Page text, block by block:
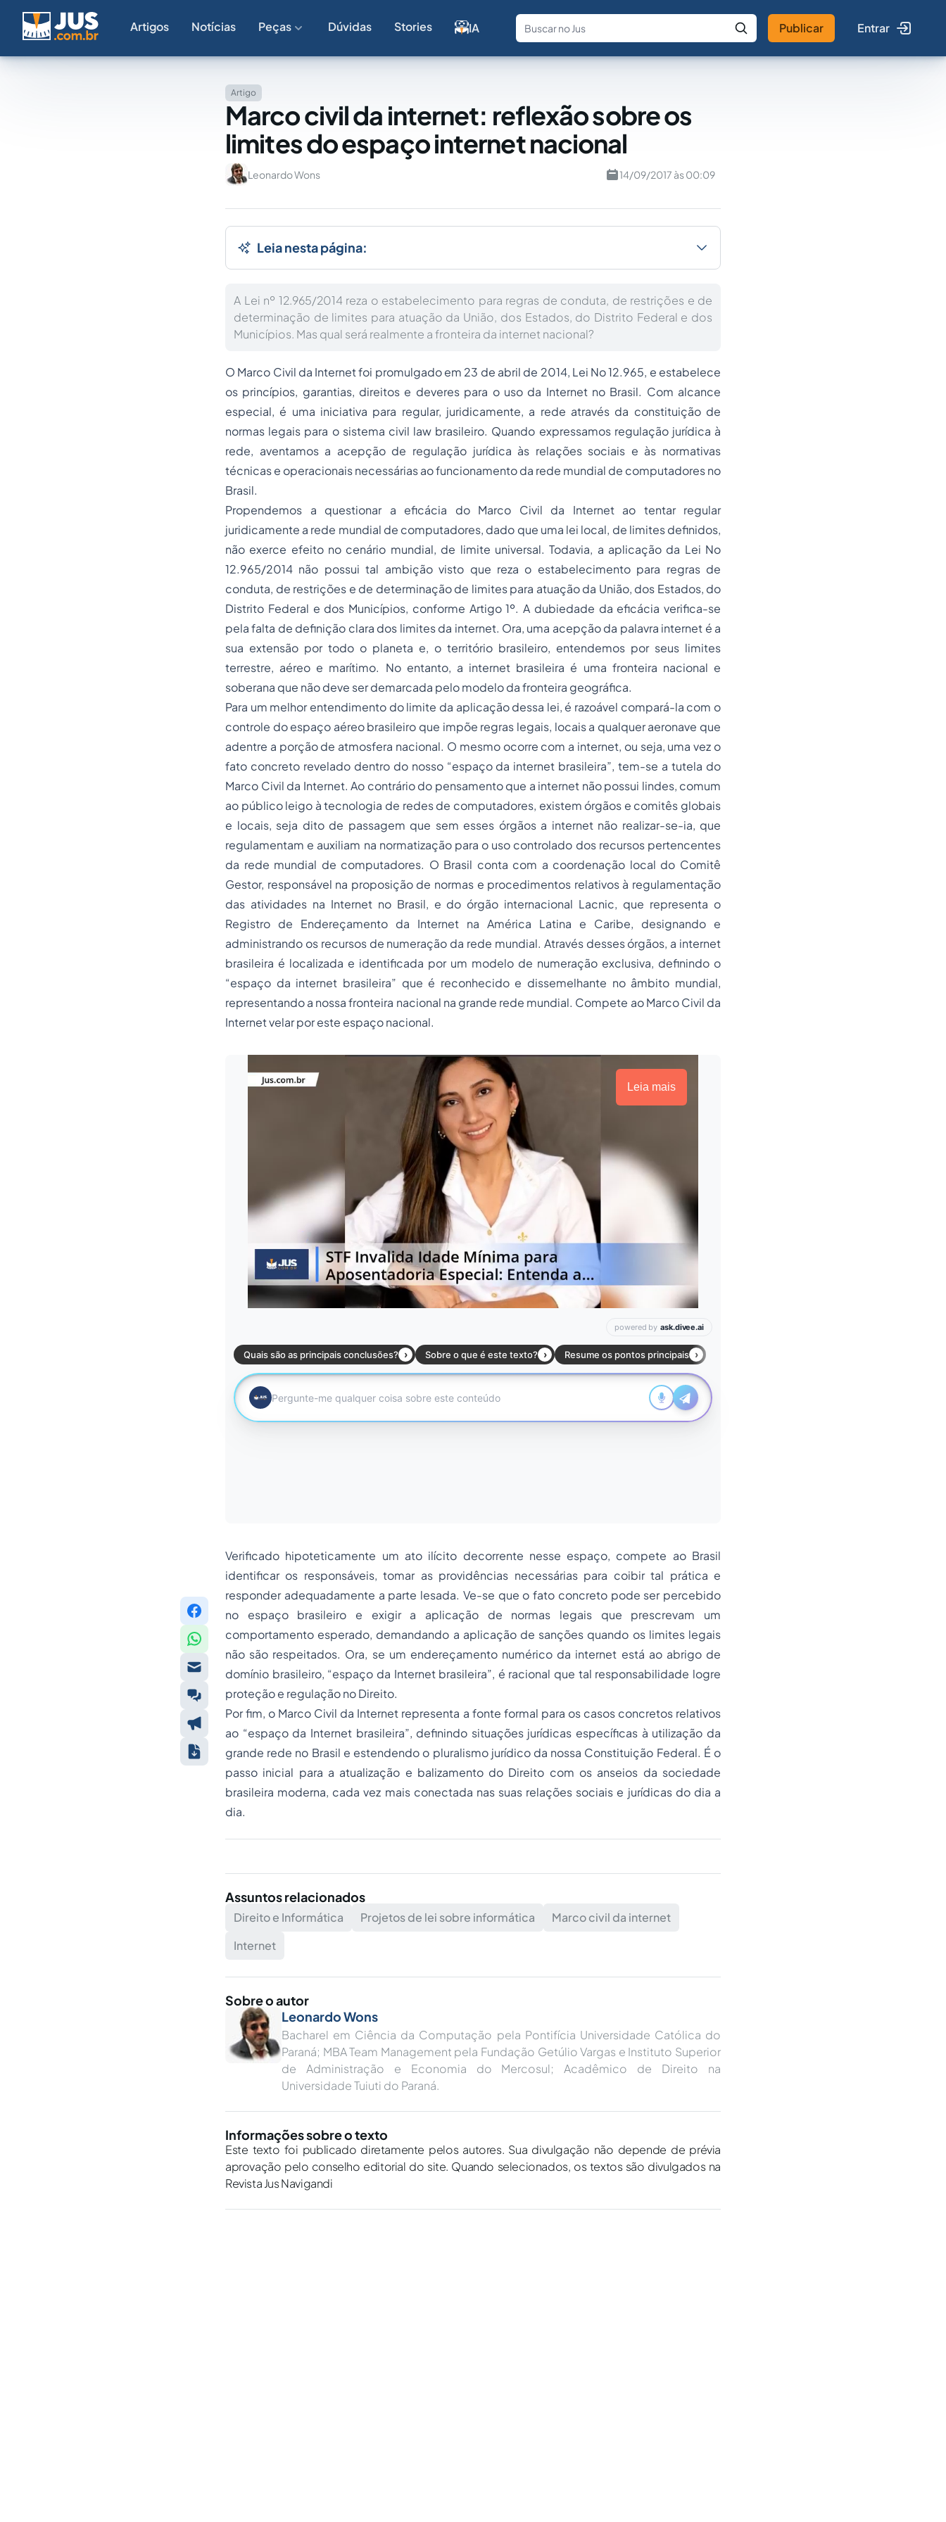
Artigos Notícias Peças Dúvidas Stories IA
Fale com a IA Buscar no Jus
Publicar Entrar
Artigo
Marco civil da internet: reflexão sobre os
limites do espaço internet nacional
Leonardo Wons 14/09/2017 às 00:09
Leia nesta página:
A Lei nº 12.965/2014 reza o estabelecimento para regras de conduta, de restrições e de
determinação de limites para atuação da União, dos Estados, do Distrito Federal e dos
Municípios. Mas qual será realmente a fronteira da internet nacional?
O Marco Civil da Internet foi promulgado em 23 de abril de 2014, Lei No 12.965, e estabelece
os princípios, garantias, direitos e deveres para o uso da Internet no Brasil. Com alcance
especial, é uma iniciativa para regular, juridicamente, a rede através da constituição de
normas legais para o sistema civil law brasileiro. Quando expressamos regulação jurídica à
rede, aventamos a acepção de regulação jurídica às relações sociais e às normativas
técnicas e operacionais necessárias ao funcionamento da rede mundial de computadores no
Brasil.
Propendemos a questionar a eficácia do Marco Civil da Internet ao tentar regular
juridicamente a rede mundial de computadores, dado que uma lei local, de limites definidos,
não exerce efeito no cenário mundial, de limite universal. Todavia, a aplicação da Lei No
12.965/2014 não possui tal ambição visto que reza o estabelecimento para regras de
conduta, de restrições e de determinação de limites para atuação da União, dos Estados, do
Distrito Federal e dos Municípios, conforme Artigo 1º. A dubiedade da eficácia verifica-se
pela falta de definição clara dos limites da internet. Ora, uma acepção da palavra internet é a
sua extensão por todo o planeta e, o território brasileiro, entendemos por seus limites
terrestre, aéreo e marítimo. No entanto, a internet brasileira é uma fronteira nacional e
soberana que não deve ser demarcada pelo modelo da fronteira geográfica.
Para um melhor entendimento do limite da aplicação dessa lei, é razoável compará-la com o
controle do espaço aéreo brasileiro que impõe regras legais, locais a qualquer aeronave que
adentre a porção de atmosfera nacional. O mesmo ocorre com a internet, ou seja, uma vez o
fato concreto revelado dentro do nosso “espaço da internet brasileira”, tem-se a tutela do
Marco Civil da Internet. Ao contrário do pensamento que a internet não possui lindes, comum
ao público leigo à tecnologia de redes de computadores, existem órgãos e comitês globais
e locais, seja dito de passagem que sem esses órgãos a internet não realizar-se-ia, que
regulamentam e auxiliam na normatização para o uso controlado dos recursos pertencentes
da rede mundial de computadores. O Brasil conta com a coordenação local do Comitê
Gestor, responsável na proposição de normas e procedimentos relativos à regulamentação
das atividades na Internet no Brasil, e do órgão internacional Lacnic, que representa o
Registro de Endereçamento da Internet na América Latina e Caribe, designando e
administrando os recursos de numeração da rede mundial. Através desses órgãos, a internet
brasileira é localizada e identificada por um modelo de numeração exclusiva, definindo o
“espaço da internet brasileira” que é reconhecido e dissemelhante no âmbito mundial,
representando a nossa fronteira nacional na grande rede mundial. Compete ao Marco Civil da
Internet velar por este espaço nacional.
Leia mais
Verificado hipoteticamente um ato ilícito decorrente nesse espaço, compete ao Brasil
identificar os responsáveis, tomar as providências necessárias para coibir tal prática e
responder adequadamente a parte lesada. Ve-se que o fato concreto pode ser percebido
no espaço brasileiro e exigir a aplicação de normas legais que prescrevam um
comportamento esperado, demandando a aplicação de sanções quando os limites legais
não são respeitados. Ora, se um endereçamento numérico da internet está ao abrigo de
domínio brasileiro, “espaço da Internet brasileira”, é racional que tal responsabilidade logre
proteção e regulação no Direito.
Por fim, o Marco Civil da Internet representa a fonte formal para os casos concretos relativos
ao “espaço da Internet brasileira”, definindo situações jurídicas específicas à utilização da
grande rede no Brasil e estendendo o pluralismo jurídico da nossa Constituição Federal. É o
passo inicial para a atualização e balizamento do Direito com os anseios da sociedade
brasileira moderna, cada vez mais conectada nas suas relações sociais e jurídicas do dia a
dia.
Assuntos relacionados
Direito e Informática Projetos de lei sobre informática
Marco civil da internet
Internet
Sobre o autor
Leonardo Wons
Bacharel em Ciência da Computação pela Pontifícia Universidade Católica do
Paraná; MBA Team Management pela Fundação Getúlio Vargas e Instituto Superior
de Administração e Economia do Mercosul; Acadêmico de Direito na
Universidade Tuiuti do Paraná.
Informações sobre o texto
Este texto foi publicado diretamente pelos autores. Sua divulgação não depende de prévia
aprovação pelo conselho editorial do site. Quando selecionados, os textos são divulgados na
Revista Jus Navigandi